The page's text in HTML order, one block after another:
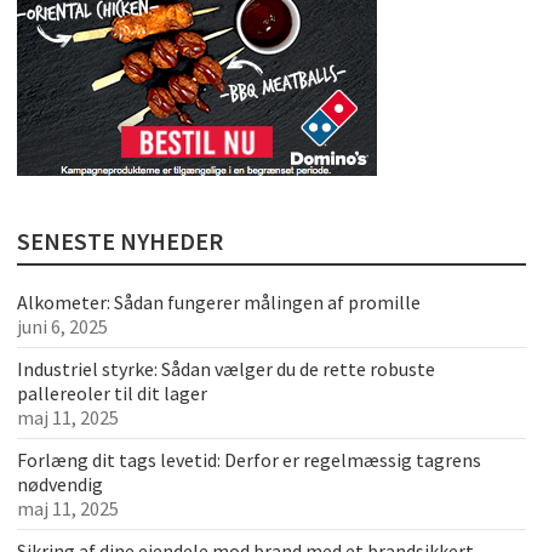
SENESTE NYHEDER
Alkometer: Sådan fungerer målingen af promille
juni 6, 2025
Industriel styrke: Sådan vælger du de rette robuste
pallereoler til dit lager
maj 11, 2025
Forlæng dit tags levetid: Derfor er regelmæssig tagrens
nødvendig
maj 11, 2025